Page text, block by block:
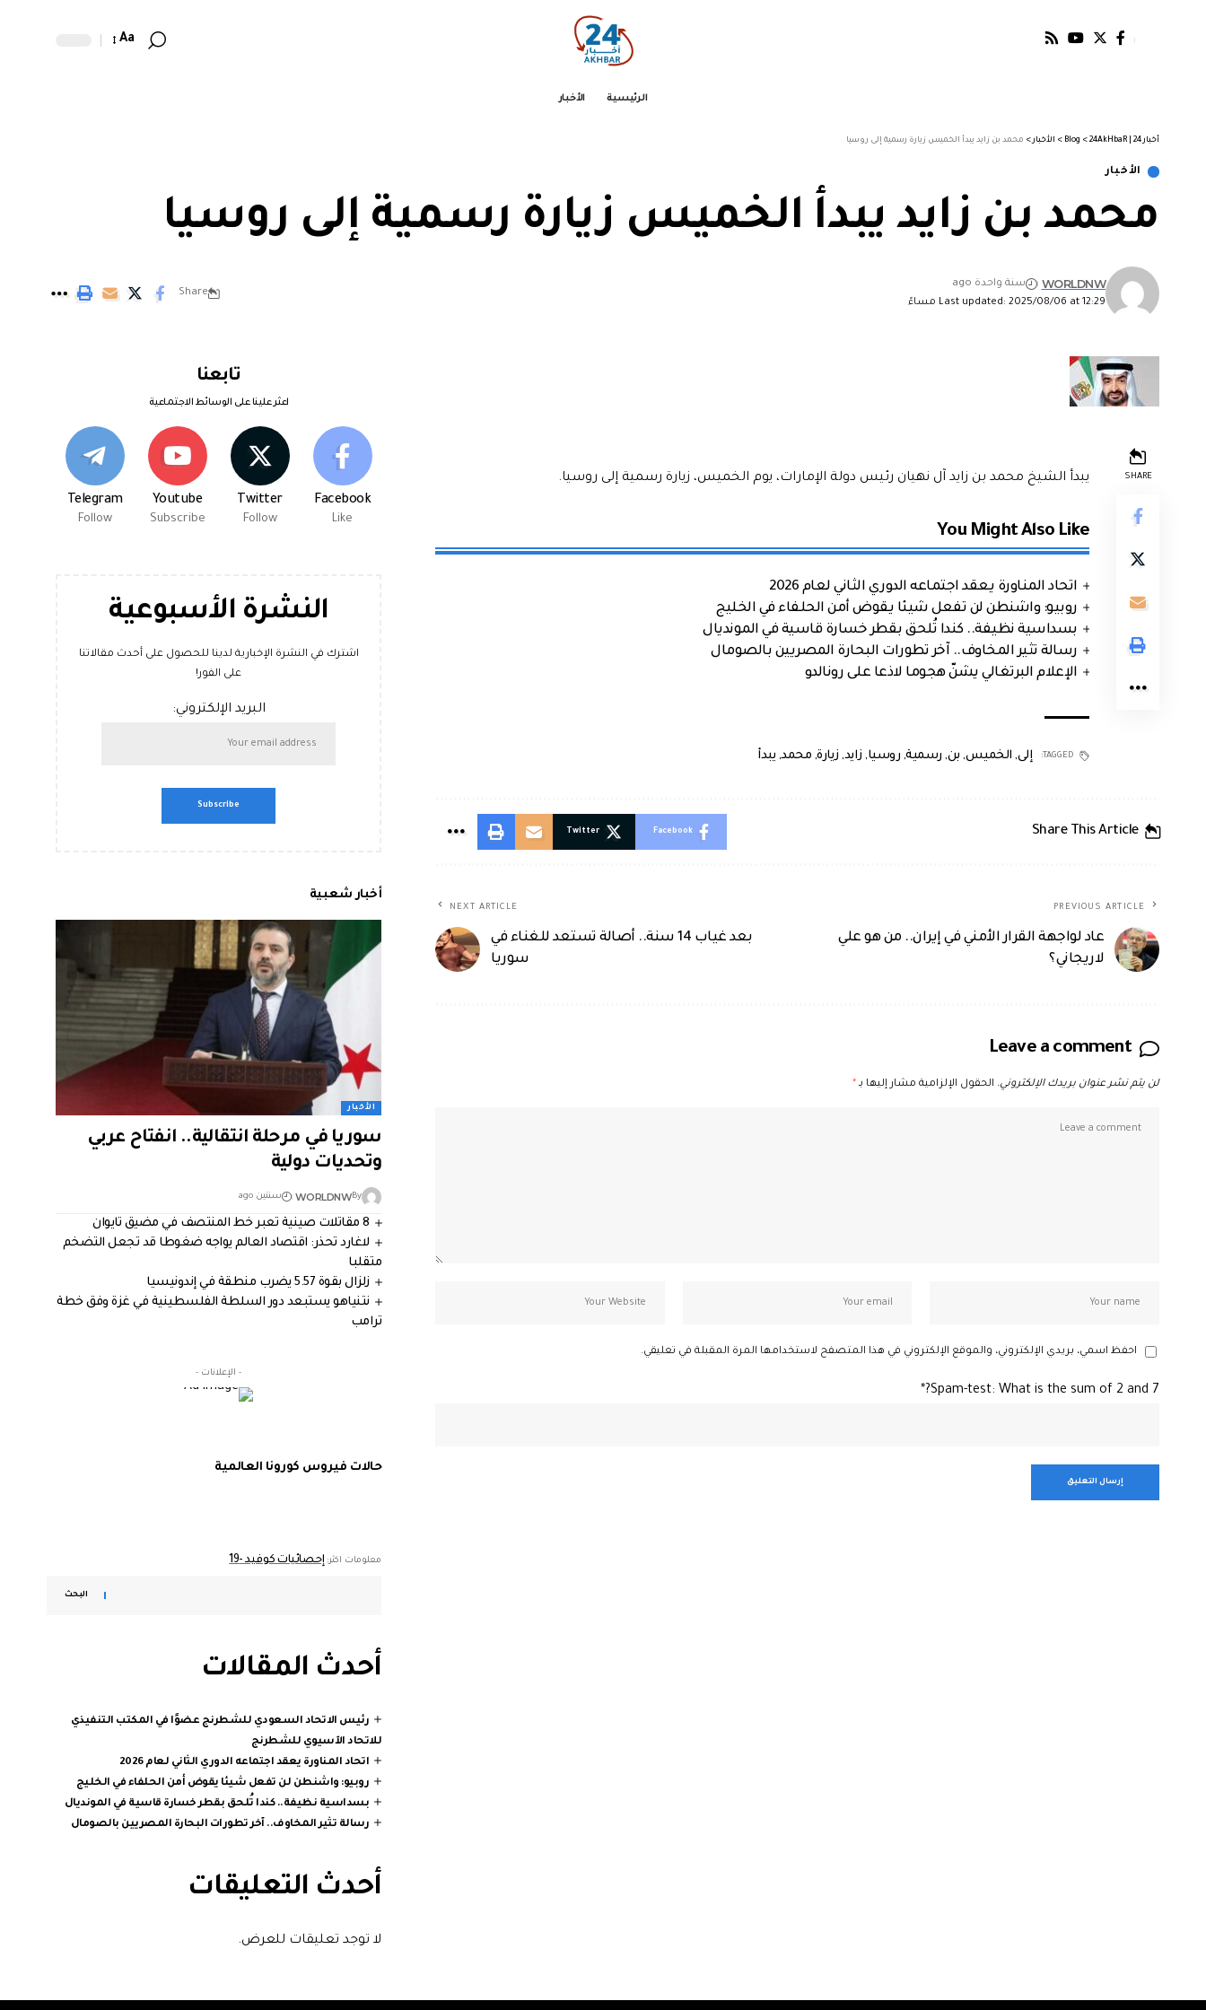
Aa
الرئيسية الأخبار
أخبار 24 | 24AkHbaR >
Blog
> الأخبار > محمد بن زايد يبدأ الخميس زيارة رسمية إلى روسيا
الأخبار
محمد بن زايد يبدأ الخميس زيارة رسمية إلى روسيا
Last updated: 2025/08/06 at 12:29 مساءً
WORLDNW
سنة واحدة ago
Share
SHARE يبدأ الشيخ محمد بن زايد آل نهيان رئيس دولة الإمارات، يوم الخميس، زيارة رسمية إلى روسيا.
You Might Also Like
اتحاد المناورة يعقد اجتماعه الدوري الثاني لعام 2026
روبيو: واشنطن لن تفعل شيئا يقوض أمن الحلفاء في الخليج
بسداسية نظيفة.. كندا تُلحق بقطر خسارة قاسية في المونديال
رسالة تثير المخاوف.. آخر تطورات البحارة المصريين بالصومال
الإعلام البرتغالي يشنّ هجوما لاذعا على رونالدو
TAGGED: إلى, الخميس, بن, رسمية, روسيا, زايد, زيارة, محمد, يبدأ
Share This Article
Facebook
Twitter
PREVIOUS ARTICLE
عاد لواجهة القرار الأمني في إيران.. من هو علي
لاريجاني؟
NEXT ARTICLE
بعد غياب 14 سنة.. أصالة تستعد للغناء في
سوريا
Leave a comment
لن يتم نشر عنوان بريدك الإلكتروني. الحقول الإلزامية مشار إليها بـ*
احفظ اسمي، بريدي الإلكتروني، والموقع الإلكتروني في هذا المتصفح لاستخدامها المرة المقبلة في تعليقي.
Spam-test: What is the sum of 2 and 7?*
تابعنا
اعثر علينا على الوسائط الاجتماعية
Facebook
Like
Twitter
Follow
Youtube
Subscribe
Telegram
Follow
النشرة الأسبوعية
اشترك في النشرة الإخبارية لدينا للحصول على أحدث مقالاتنا
على الفور!
البريد الإلكتروني:
أخبار شعبية
الأخبار
سوريا في مرحلة انتقالية.. انفتاح عربي
وتحديات دولية
By
WORLDNW سنتين ago
8 مقاتلات صينية تعبر خط المنتصف في مضيق تايوان
لاغارد تحذر: اقتصاد العالم يواجه ضغوطا قد تجعل التضخم
متقلبا
زلزال بقوة 5.57 يضرب منطقة في إندونيسيا
نتنياهو يستبعد دور السلطة الفلسطينية في غزة وفق خطة
ترامب
- الإعلانات -
حالات فيروس كورونا العالمية
معلومات اكثر: إحصائيات كوفيد -19
البحث
أحدث المقالات
رئيس الاتحاد السعودي للشطرنج عضوًا في المكتب التنفيذي
للاتحاد الآسيوي للشطرنج
اتحاد المناورة يعقد اجتماعه الدوري الثاني لعام 2026
روبيو: واشنطن لن تفعل شيئا يقوض أمن الحلفاء في الخليج
بسداسية نظيفة.. كندا تُلحق بقطر خسارة قاسية في المونديال
رسالة تثير المخاوف.. آخر تطورات البحارة المصريين بالصومال
أحدث التعليقات
لا توجد تعليقات للعرض.